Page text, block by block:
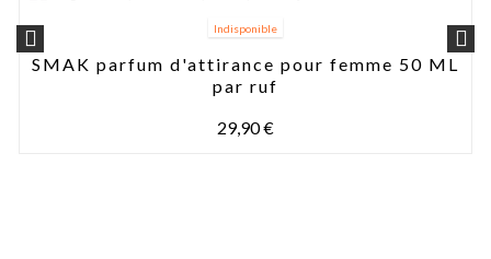
Indisponible
SMAK parfum d'attirance pour femme 50 ML
par ruf
29,90 €